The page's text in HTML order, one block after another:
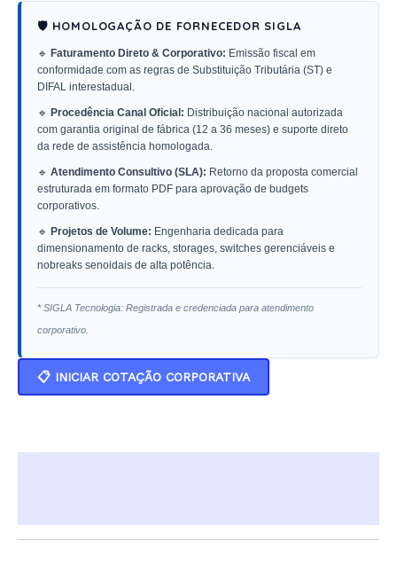
🛡️ HOMOLOGAÇÃO DE FORNECEDOR SIGLA
🔹 Faturamento Direto & Corporativo: Emissão fiscal em
conformidade com as regras de Substituição Tributária (ST) e
DIFAL interestadual.
🔹 Procedência Canal Oficial: Distribuição nacional autorizada
com garantia original de fábrica (12 a 36 meses) e suporte direto
da rede de assistência homologada.
🔹 Atendimento Consultivo (SLA): Retorno da proposta comercial
estruturada em formato PDF para aprovação de budgets
corporativos.
🔹 Projetos de Volume: Engenharia dedicada para
dimensionamento de racks, storages, switches gerenciáveis e
nobreaks senoidais de alta potência.
* SIGLA Tecnologia: Registrada e credenciada para atendimento
corporativo.
📋 INICIAR COTAÇÃO CORPORATIVA